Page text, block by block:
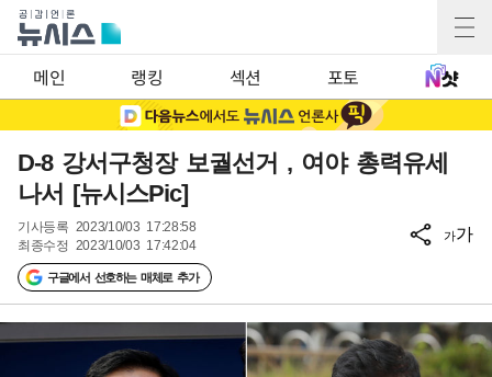
메인 랭킹 섹션 포토
D-8 강서구청장 보궐선거 , 여야 총력유세
나서 [뉴시스Pic]
기사등록 2023/10/03 17:28:58
최종수정 2023/10/03 17:42:04
구글에서 선호하는 매체로 추가
가가